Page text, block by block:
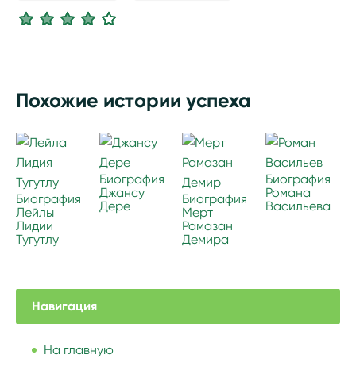
Похожие истории успеха
Биография
Лейлы
Лидии
Тугутлу
Биография
Джансу
Дере
Биография
Мерт
Рамазан
Демира
Биография
Романа
Васильева
Навигация
На главную